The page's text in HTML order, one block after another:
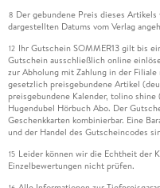
8 Der gebundene Preis dieses
dargestellten Datums vom Verlag
12 Ihr Gutschein SOMMER13 gilt bis
Gutschein ausschließlich online
zur Abholung mit Zahlung in der
gesetzlich preisgebundene Artikel
preisgebundene Kalender, tolino
Hugendubel Hörbuch Abo. Der
Geschenkkarten kombinierbar. Eine
und der Handel des Gutscheincodes
15 Leider können wir die Echtheit der
Einzelbewertungen nicht prüfen.